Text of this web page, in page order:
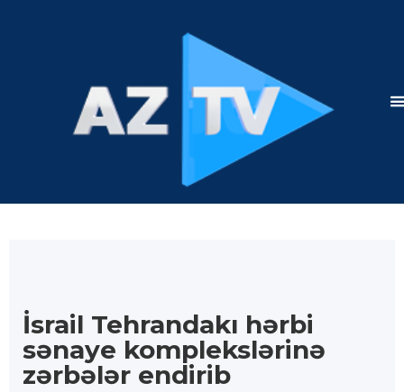
İsrail Tehrandakı hərbi
sənaye komplekslərinə
zərbələr endirib